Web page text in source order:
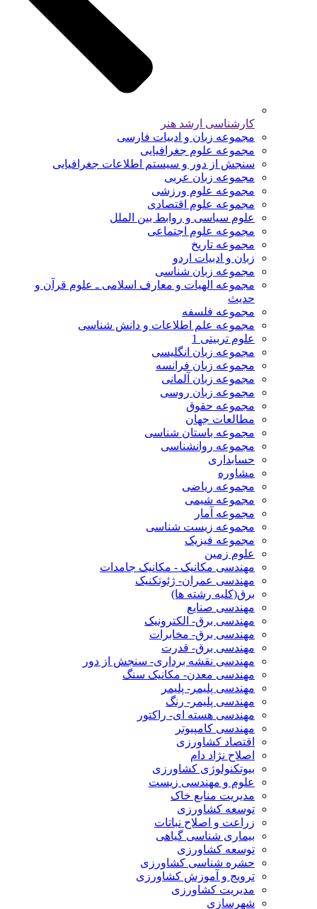
کارشناسی ارشد هنر
مجموعه زبان و ادبیات فارسی
مجموعه علوم جغرافیایی
سنجش از دور و سیستم اطلاعات جغرافیایی
مجموعه زبان عربی
مجموعه علوم ورزشی
مجموعه علوم اقتصادی
علوم سیاسی و روابط بین الملل
مجموعه علوم اجتماعی
مجموعه تاریخ
زبان و ادبیات اردو
مجموعه زبان شناسی
مجموعه الهیات و معارف اسلامی ـ علوم قرآن و
حدیث
مجموعه فلسفه
مجموعه علم اطلاعات و دانش شناسی
علوم تربیتی 1
مجموعه زبان انگلیسی
مجموعه زبان فرانسه
مجموعه زبان آلمانی
مجموعه زبان روسی
مجموعه حقوق
مطالعات جهان
مجموعه باستان شناسی
مجموعه روانشناسی
حسابداری
مشاوره
مجموعه ریاضی
مجموعه شیمی
مجموعه آمار
مجموعه زیست شناسی
مجموعه فیزیک
علوم زمین
مهندسی مکانیک - مکانیک جامدات
مهندسی عمران- ژئوتکنیک
برق(کلیه رشته ها)
مهندسی صنایع
مهندسی برق- الکترونیک
مهندسی برق- مخابرات
مهندسی برق- قدرت
مهندسی نقشه برداری- سنجش از دور
مهندسی معدن- مکانیک سنگ
مهندسی پلیمر- پلیمر
مهندسی پلیمر- رنگ
مهندسی هسته ای- راکتور
مهندسی کامپیوتر
اقتصاد کشاورزی
اصلاح نژاد دام
بیوتکنولوژی کشاورزی
علوم و مهندسی زیست
مدیریت منابع خاک
توسعه کشاورزی
زراعت و اصلاح نباتات
بیماری شناسی گیاهی
توسعه کشاورزی
حشره شناسی کشاورزی
ترویج و آموزش کشاورزی
مدیریت کشاورزی
شهرسازی